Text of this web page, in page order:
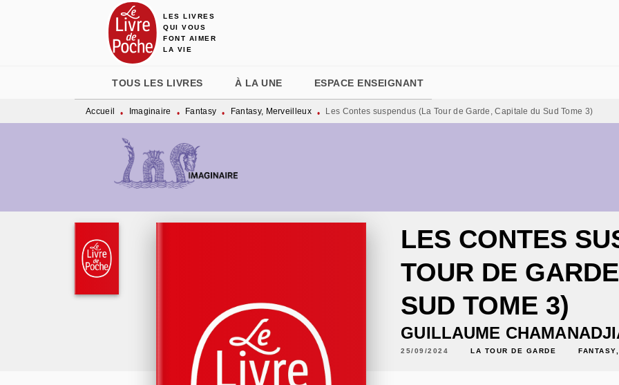
MENU RECHERCHE
LES LIVRES
QUI VOUS
FONT AIMER
LA VIE
TOUS LES LIVRES À LA UNE ESPACE ENSEIGNANT
Accueil • Imaginaire • Fantasy • Fantasy, Merveilleux • Les Contes suspendus (La Tour de Garde, Capitale du Sud Tome 3)
LES CONTES
TOUR DE
SUD TOME 3)
GUILLAUME
25/09/2024 LA TOUR DE GARDE